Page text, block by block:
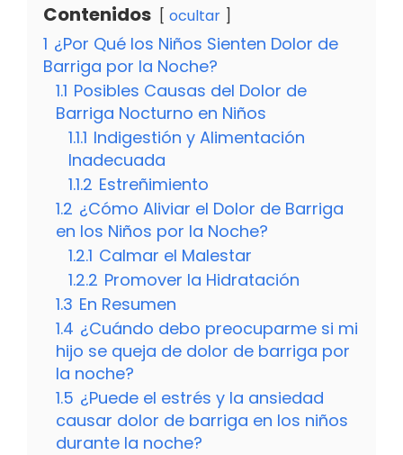
Contenidos ocultar
1 ¿Por Qué los Niños Sienten Dolor de
Barriga por la Noche?
1.1 Posibles Causas del Dolor de
Barriga Nocturno en Niños
1.1.1 Indigestión y Alimentación
Inadecuada
1.1.2 Estreñimiento
1.2 ¿Cómo Aliviar el Dolor de Barriga
en los Niños por la Noche?
1.2.1 Calmar el Malestar
1.2.2 Promover la Hidratación
1.3 En Resumen
1.4 ¿Cuándo debo preocuparme si mi
hijo se queja de dolor de barriga por
la noche?
1.5 ¿Puede el estrés y la ansiedad
causar dolor de barriga en los niños
durante la noche?